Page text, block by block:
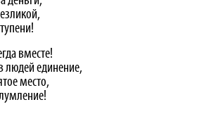
вместе!
людей единение,
место,